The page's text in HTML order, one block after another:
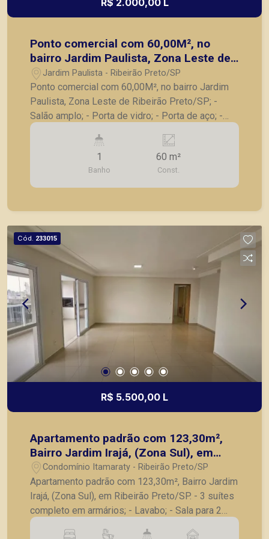
R$ 2.000,00 L
Ponto comercial com 60,00M², no
bairro Jardim Paulista, Zona Leste de
Ribeirão Preto/SP;
Jardim Paulista - Ribeirão Preto/SP
Ponto comercial com 60,00M², no bairro Jardim
Paulista, Zona Leste de Ribeirão Preto/SP; -
Salão amplo; - Porta de vidro; - Porta de aço; -
Banheiro; - Copa. A Piramid tem como objetivo
atender seus clientes com agilidade e segurança,
em locação, vendas de imóveis prontos, usados
ou mesmo nos principais lançamentos da cidade
de Ribeirão Preto.
1
Banho
60 m²
Const.
Cód. 233015
R$ 5.500,00 L
Apartamento padrão com 123,30m²,
Bairro Jardim Irajá, (Zona Sul), em
Ribeirão Preto/SP.
Condomínio Itamaraty - Ribeirão Preto/SP
Apartamento padrão com 123,30m², Bairro Jardim
Irajá, (Zona Sul), em Ribeirão Preto/SP. - 3 suítes
completo em armários; - Lavabo; - Sala para 2
ambientes; - Cozinha planejada; - Lavanderia; -